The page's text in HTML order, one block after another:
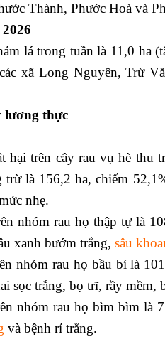
Thành, Phước Hoà và
lá trong tuần là 11,0 ha
xã Long Nguyên, Trừ
lương thực
trên cây rau vụ hè thu
là 156,2 ha, chiếm
nhẹ.
nhóm rau họ thập tự là
xanh bướm trắng, sâu
nhóm rau họ bầu bí là
sọc trắng, bọ trĩ, rầy
nhóm rau họ bìm bìm là
và bệnh rỉ trắng.